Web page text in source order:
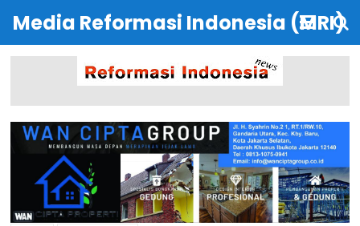
Media Reformasi Indonesia (MRI)